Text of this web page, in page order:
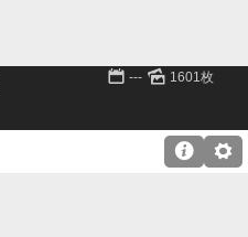
📅 --- 🌄 1601枚
⚙
